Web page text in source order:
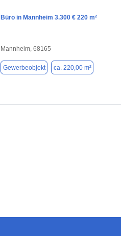
Büro in Mannheim 3.300 € 220 m²
Mannheim, 68165
Gewerbeobjekt ca. 220,00 m²